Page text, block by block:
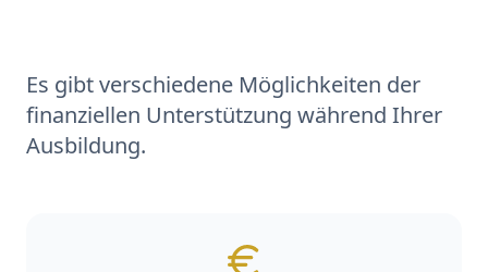
Es gibt verschiedene Möglichkeiten der
finanziellen Unterstützung während Ihrer
Ausbildung.